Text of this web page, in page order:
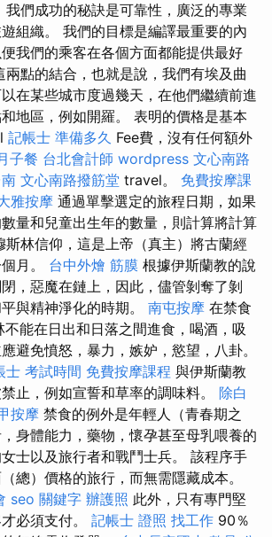
們成功的秘訣是可靠性，廣泛的專業
組織。 我們的目標是編譯最重要的內
我們的乘客在各個方面都能提供最好
兩點的結合，也就是說，我們有埃及曲
在某些城市度過幾天，在他們繼續前進
地區，例如開羅。 表明的價格是基本
記帳士 準備多久 Fee費，沒有任何額外
子餐 台北會計師 wordpress 文心南路
文心南路撥筋堂 travel。 免費按摩課
雅按摩 通過單擊選定的旅程日期，如果
量和兒童出生年的數量，則計算將計算
林信仰，這是上帝（真主）將古蘭經
月。 台中外燴 筋膜 根據伊斯蘭教的說
，惡魔在鏈上，因此，儘管剝奪了剝
與精神淨化的時期。 南屯按摩 在禁食
能在日出和日落之間進食，喝酒，吸
避免憤怒，暴力，嫉妒，慾望，八卦。
士 考試時間 免費按摩課程 與伊斯蘭教
止，例如宣誓和草率的調味料。 除白
按摩 禁食的例外是年輕人（青春期之
身體能力，藥物，懷孕甚至母乳喂養的
士以及旅行者和戰鬥士兵。 該程序手
總）價格的旅行，而無需隱藏成本。
seo 關鍵字 辦護照 此外，只有專門堅
必須支付。 記帳士 證照 找工作 90％